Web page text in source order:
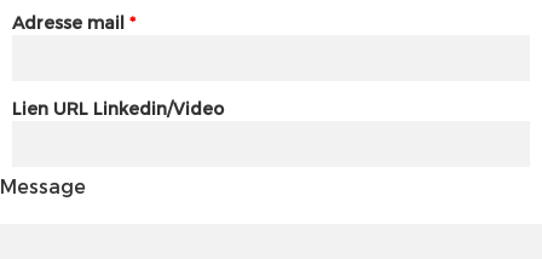
Adresse mail *
Lien URL Linkedin/Video
Message